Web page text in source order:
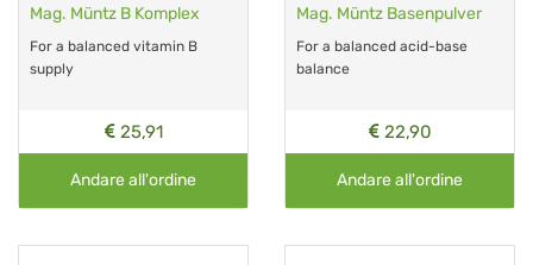
Mag. Müntz B Komplex
For a balanced vitamin B
supply
25,91
Andare all'ordine
Mag. Müntz Basenpulver
For a balanced acid-base
balance
22,90
Andare all'ordine